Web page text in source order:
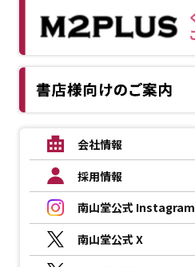
会社情報
採用情報
南山堂公式 Instagram
南山堂公式 X